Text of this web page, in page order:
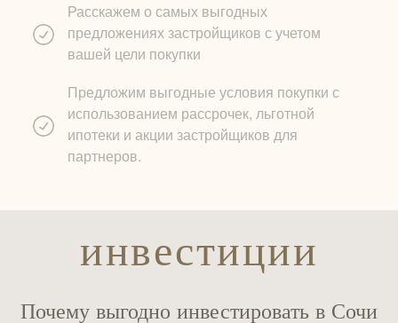
Предложим выгодные условия покупки с
использованием рассрочек, льготной
ипотеки и акции застройщиков для
партнеров.
Расскажем о самых выгодных
предложениях застройщиков с учетом
вашей цели покупки
инвестиции
Почему выгодно инвестировать в Сочи